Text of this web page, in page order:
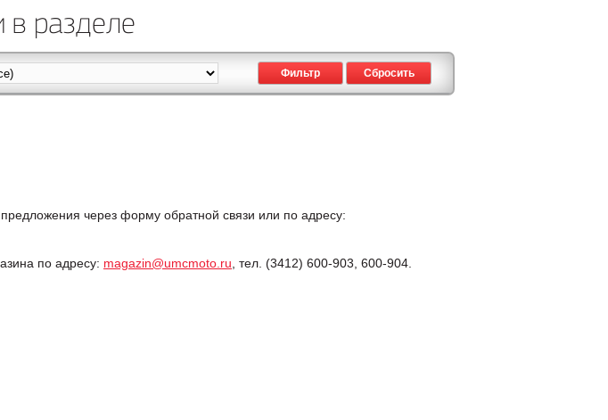
в разделе
через форму обратной связи или по адресу:
по адресу: magazin@umcmoto.ru , тел. (3412) 600-903, 600-904.